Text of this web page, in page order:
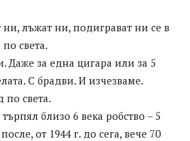
лъжат ни, подиграват ни се в
света.
Даже за една цигара или за 5
С брадви. И изчезваме.
света.
близо 6 века робство – 5
от 1944 г. до сега, вече 70